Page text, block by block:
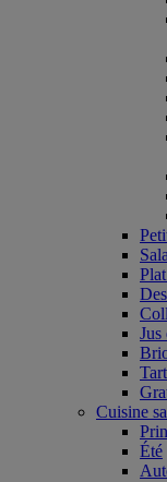
Jus
Cuisine
Été